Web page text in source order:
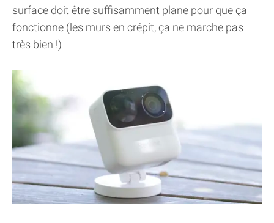
surface doit être suffisamment plane pour que ça
fonctionne (les murs en crépit, ça ne marche pas
très bien !)